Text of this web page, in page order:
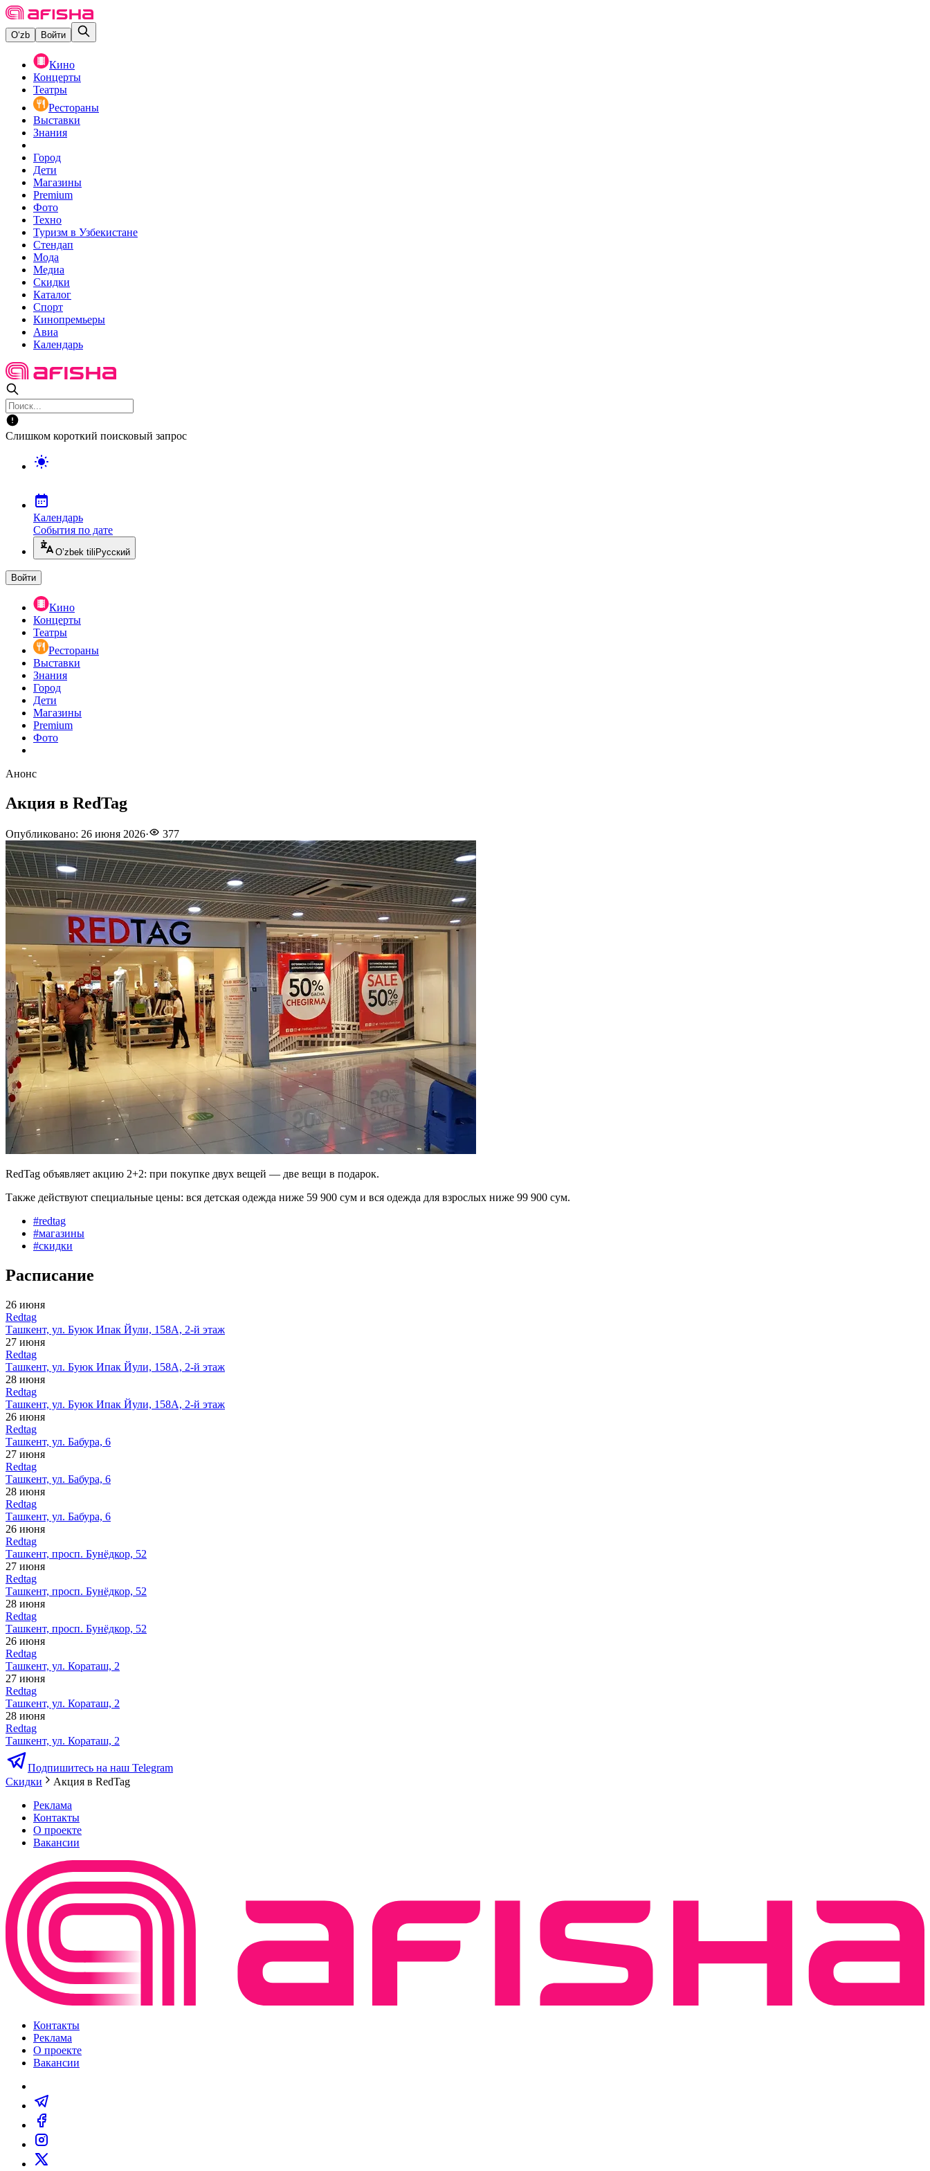
O‘zb Войти
Кино
Концерты
Театры
Рестораны
Выставки
Знания
Город
Дети
Магазины
Premium
Фото
Техно
Туризм в Узбекистане
Стендап
Мода
Медиа
Скидки
Каталог
Спорт
Кинопремьеры
Авиа
Календарь
Слишком короткий поисковый запрос
Календарь
События по дате
O’zbek tili Русский
Войти
Кино
Концерты
Театры
Рестораны
Выставки
Знания
Город
Дети
Магазины
Premium
Фото
Анонс
Акция в RedTag
Опубликовано: 26 июня 2026· 377
RedTag объявляет акцию 2+2: при покупке двух вещей — две вещи в подарок.
Также действуют специальные цены: вся детская одежда ниже 59 900 сум и вся одежда для взрослых ниже 99 900 сум.
#redtag
#магазины
#скидки
Расписание
26 июня
Redtag
Ташкент, ул. Буюк Ипак Йули, 158А, 2-й этаж
27 июня
Redtag
Ташкент, ул. Буюк Ипак Йули, 158А, 2-й этаж
28 июня
Redtag
Ташкент, ул. Буюк Ипак Йули, 158А, 2-й этаж
26 июня
Redtag
Ташкент, ул. Бабура, 6
27 июня
Redtag
Ташкент, ул. Бабура, 6
28 июня
Redtag
Ташкент, ул. Бабура, 6
26 июня
Redtag
Ташкент, просп. Бунёдкор, 52
27 июня
Redtag
Ташкент, просп. Бунёдкор, 52
28 июня
Redtag
Ташкент, просп. Бунёдкор, 52
26 июня
Redtag
Ташкент, ул. Кораташ, 2
27 июня
Redtag
Ташкент, ул. Кораташ, 2
28 июня
Redtag
Ташкент, ул. Кораташ, 2
Подпишитесь на наш Telegram
Скидки
Акция в RedTag
Реклама
Контакты
О проекте
Вакансии
Контакты
Реклама
О проекте
Вакансии